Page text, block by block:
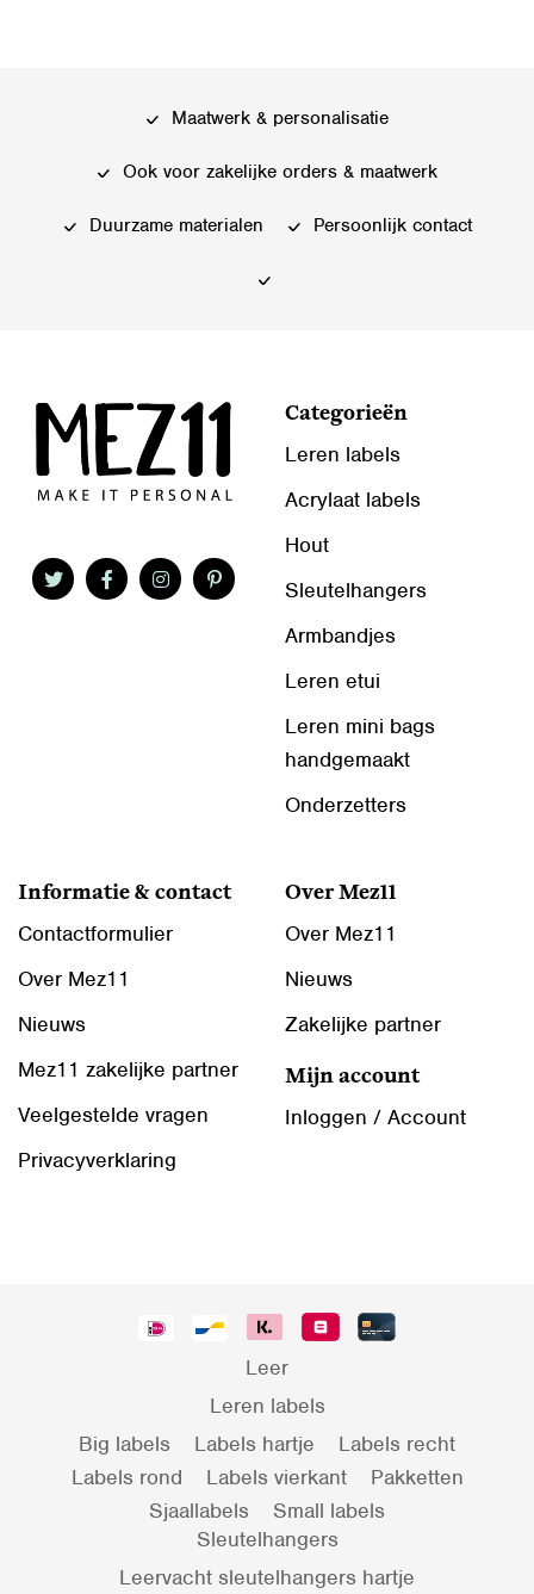
Maatwerk & personalisatie
Ook voor zakelijke orders & maatwerk
Duurzame materialen Persoonlijk contact
Categorieën
Leren labels
Acrylaat labels
Hout
Sleutelhangers
Armbandjes
Leren etui
Leren mini bags
handgemaakt
Onderzetters
Informatie & contact
Contactformulier
Over Mez11
Nieuws
Mez11 zakelijke partner
Veelgestelde vragen
Privacyverklaring
Over Mez11
Over Mez11
Nieuws
Zakelijke partner
Mijn account
Inloggen / Account
Leer
Leren labels
Big labels
Labels hartje
Labels recht
Labels rond
Labels vierkant
Pakketten
Sjaallabels
Small labels
Sleutelhangers
Leervacht sleutelhangers hartje